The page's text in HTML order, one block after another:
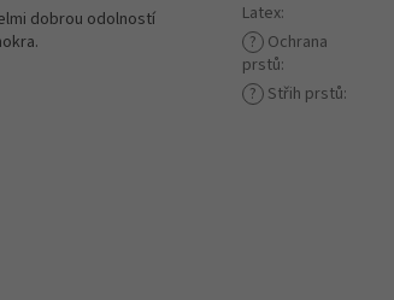
dobrou odolností
Latex:
? Ochrana
prstů:
? Střih prstů: